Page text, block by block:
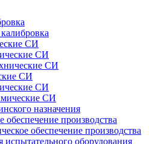
СИ
СИ
СИ
СИ
СИ
СИ
назначения
обеспечение производства
обеспечение производства
испытательного оборудования